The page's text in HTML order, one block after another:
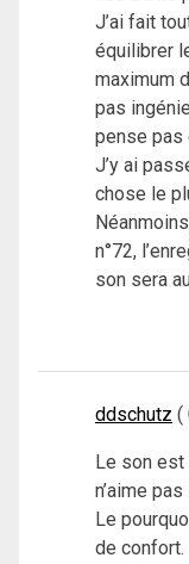
J’ai fait
équilibrer
maximum
pas
pense pas
J’y ai
chose le
n°72,
son sera
ddschutz
Le son est
n’aime
Le
de